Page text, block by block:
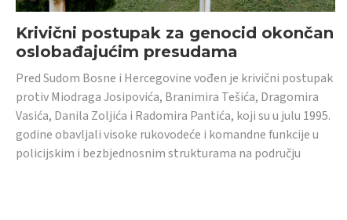
Krivični postupak za genocid okončan
oslobađajućim presudama
Pred Sudom Bosne i Hercegovine vođen je krivični postupak
protiv Miodraga Josipovića, Branimira Tešića, Dragomira
Vasića, Danila Zoljića i Radomira Pantića, koji su u julu 1995.
godine obavljali visoke rukovodeće i komandne funkcije u
policijskim i bezbjednosnim strukturama na području